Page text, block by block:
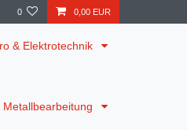
0 0,00 EUR
& Elektrotechnik
Metallbearbeitung